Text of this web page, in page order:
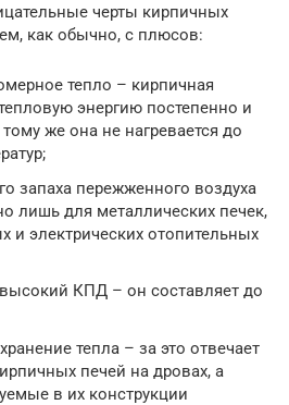
черты кирпичных
как обычно, с плюсов:
тепло – кирпичная
энергию постепенно и
же она не нагревается до
запаха пережженного воздуха
лишь для металлических печек,
и электрических отопительных
КПД – он составляет до
тепла – за это отвечает
печей на дровах, а
в их конструкции